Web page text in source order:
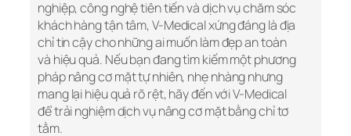
nghiệp, công nghệ tiên tiến và dịch vụ chăm sóc
khách hàng tận tâm, V-Medical xứng đáng là địa
chỉ tin cậy cho những ai muốn làm đẹp an toàn
và hiệu quả. Nếu bạn đang tìm kiếm một phương
pháp nâng cơ mặt tự nhiên, nhẹ nhàng nhưng
mang lại hiệu quả rõ rệt, hãy đến với V-Medical
để trải nghiệm dịch vụ nâng cơ mặt bằng chỉ tơ
tằm.